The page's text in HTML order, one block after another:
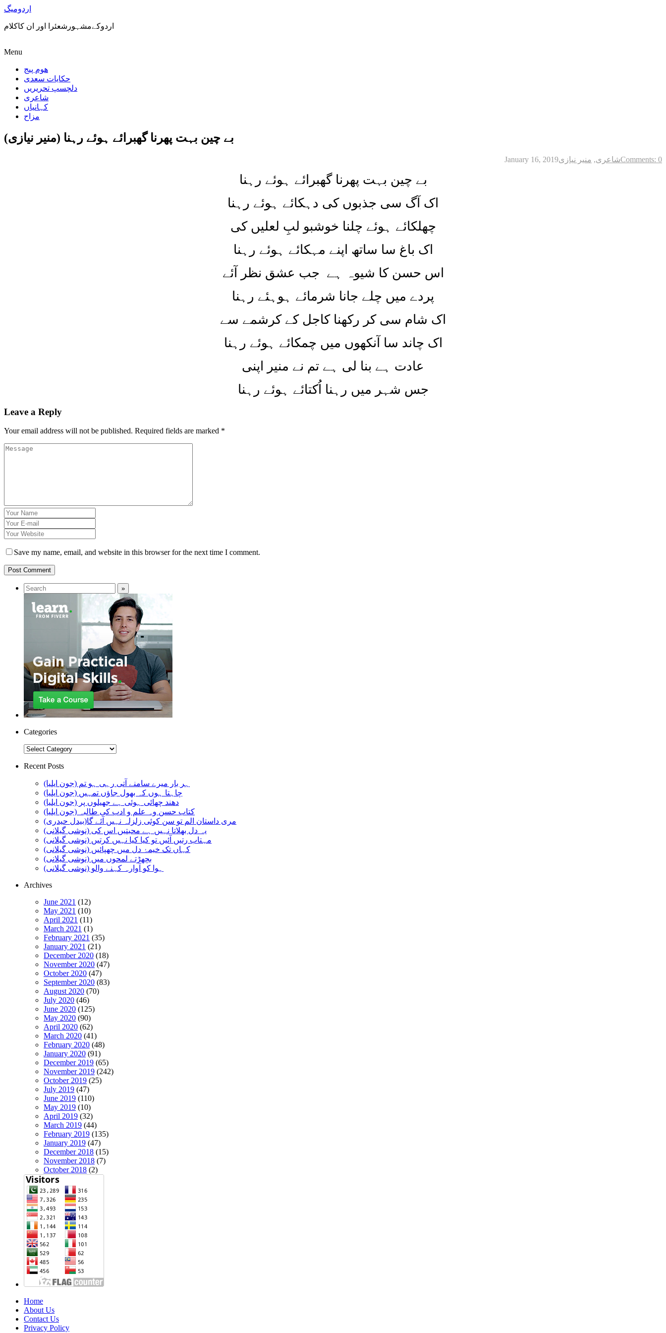
اردومیگ
اردوکےمشہورشعئرا اور ان کاکلام
Menu
ھوم پیج
حکایات سعدی
دلچسپ تحریریں
شاعری
کہانیاں
مزاح
بے چین بہت پھرنا گھبرائے ہوئے رہنا (منیر نیازی)
January 16, 2019 شاعری, منیر نیازی Comments: 0
بے چین بہت پھرنا گھبرائے ہوئے رہنا
اک آگ سی جذبوں کی دہکائے ہوئے رہنا
چھلکائے ہوئے چلنا خوشبو لبِ لعلیں کی
اک باغ سا ساتھ اپنے مہکائے ہوئے رہنا
اس حسن کا شیوہ ہے جب عشق نظر آئے
پردے میں چلے جانا شرمائے ہوہئے رہنا
اک شام سی کر رکھنا کاجل کے کرشمے سے
اک چاند سا آنکھوں میں چمکائے ہوئے رہنا
عادت ہے بنا لی ہے تم نے منیر اپنی
جس شہر میں رہنا اُکتائے ہوئے رہنا
Leave a Reply
Your email address will not be published. Required fields are marked *
Save my name, email, and website in this browser for the next time I comment.
Categories
Categories
Recent Posts
ہر بار میرے سامنے آتی رہی ہو تم (جون ایلیا)
چاہتا ہوں کہ بھول جاؤں تمہیں (جون ایلیا)
دھند چھائی ہوئی ہے جھیلوں پر (جون ایلیا)
کتاب حسن وہ علم و ادب کی طالبہ (جون ایلیا)
مری داستان الم تو سن کوئی زلزلہ نہیں آئے گا(بیدل حیدری)
یہ دل بھلاتا نہیں ہے محبتیں اس کی (نوشی گیلانی)
مہتاب رتیں آئیں تو کیا کیا نہیں کرتیں (نوشی گیلانی)
کہاں تک خیمۂ دل میں چھپائیں (نوشی گیلانی)
بچھڑتے لمحوں میں (نوشی گیلانی)
ہوا کو آوارہ کہنے والو (نوشی گیلانی)
Archives
June 2021 (12)
May 2021 (10)
April 2021 (11)
March 2021 (1)
February 2021 (35)
January 2021 (21)
December 2020 (18)
November 2020 (47)
October 2020 (47)
September 2020 (83)
August 2020 (70)
July 2020 (46)
June 2020 (125)
May 2020 (90)
April 2020 (62)
March 2020 (41)
February 2020 (48)
January 2020 (91)
December 2019 (65)
November 2019 (242)
October 2019 (25)
July 2019 (47)
June 2019 (110)
May 2019 (10)
April 2019 (32)
March 2019 (44)
February 2019 (135)
January 2019 (47)
December 2018 (15)
November 2018 (7)
October 2018 (2)
Home
About Us
Contact Us
Privacy Policy